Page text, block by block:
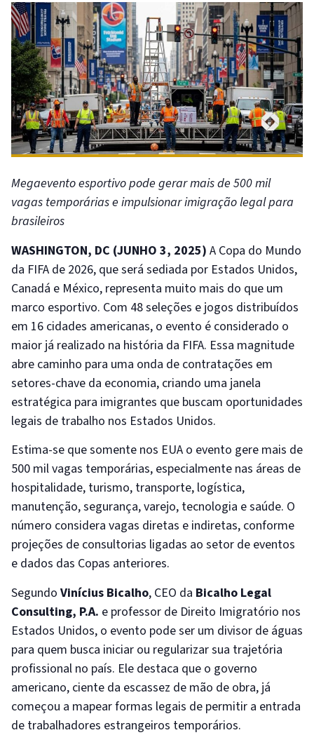
Megaevento esportivo pode gerar mais de 500 mil
vagas temporárias e impulsionar imigração legal para
brasileiros
WASHINGTON, DC (JUNHO 3, 2025) A Copa do Mundo
da FIFA de 2026, que será sediada por Estados Unidos,
Canadá e México, representa muito mais do que um
marco esportivo. Com 48 seleções e jogos distribuídos
em 16 cidades americanas, o evento é considerado o
maior já realizado na história da FIFA. Essa magnitude
abre caminho para uma onda de contratações em
setores-chave da economia, criando uma janela
estratégica para imigrantes que buscam oportunidades
legais de trabalho nos Estados Unidos.
Estima-se que somente nos EUA o evento gere mais de
500 mil vagas temporárias, especialmente nas áreas de
hospitalidade, turismo, transporte, logística,
manutenção, segurança, varejo, tecnologia e saúde. O
número considera vagas diretas e indiretas, conforme
projeções de consultorias ligadas ao setor de eventos
e dados das Copas anteriores.
Segundo Vinícius Bicalho, CEO da Bicalho Legal
Consulting, P.A. e professor de Direito Imigratório nos
Estados Unidos, o evento pode ser um divisor de águas
para quem busca iniciar ou regularizar sua trajetória
profissional no país. Ele destaca que o governo
americano, ciente da escassez de mão de obra, já
começou a mapear formas legais de permitir a entrada
de trabalhadores estrangeiros temporários.